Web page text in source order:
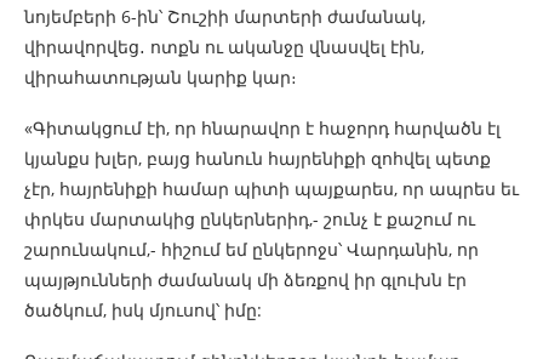
նոյեմբերի 6-ին՝ Շուշիի մարտերի ժամանակ,
վիրավորվեց․ ոտքն ու ականջը վնասվել էին,
վիրահատության կարիք կար։
«Գիտակցում էի, որ հնարավոր է հաջորդ հարվածն էլ
կյանքս խլեր, բայց հանուն հայրենիքի զոհվել պետք
չէր, հայրենիքի համար պիտի պայքարես, որ ապրես եւ
փրկես մարտակից ընկերներիդ,- շունչ է քաշում ու
շարունակում,- հիշում եմ ընկերոջս՝ Վարդանին, որ
պայթյունների ժամանակ մի ձեռքով իր գլուխն էր
ծածկում, իսկ մյուսով՝ իմը: